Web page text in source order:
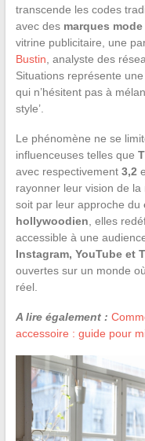
transcende les codes
avec des marques mode
vitrine publicitaire, une
Bustin , analyste des
Situations représente
qui n’hésitent pas à
style’.
Le phénomène ne se
influenceuses telles que
avec respectivement 3,2
rayonner leur vision de
soit par leur approche du
hollywoodien , elles
accessible à une
Instagram, YouTube et
ouvertes sur un monde
réel.
A lire également :
accessoire : guide pour